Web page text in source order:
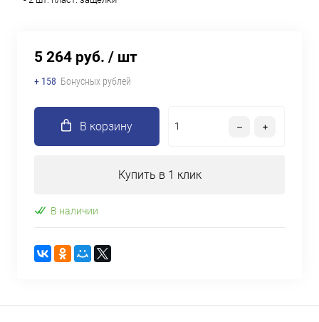
5 264 руб. / шт
+ 158 Бонусных рублей
В корзину
Купить в 1 клик
В наличии